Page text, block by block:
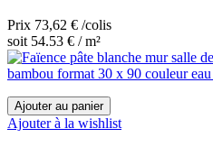
Prix 73,62 € /colis
soit 54.53 € / m²
Ajouter au panier
Ajouter à la wishlist